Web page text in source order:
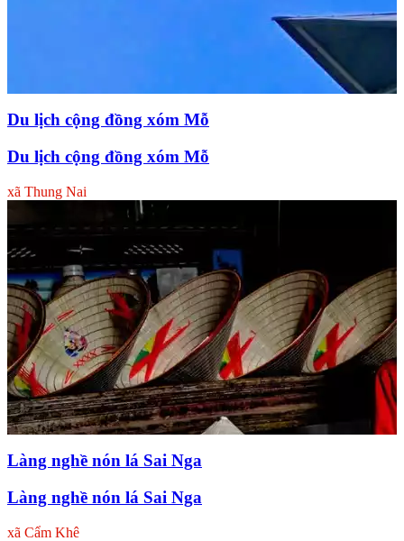
Du lịch cộng đồng xóm Mỗ
Du lịch cộng đồng xóm Mỗ
xã Thung Nai
Làng nghề nón lá Sai Nga
Làng nghề nón lá Sai Nga
xã Cẩm Khê